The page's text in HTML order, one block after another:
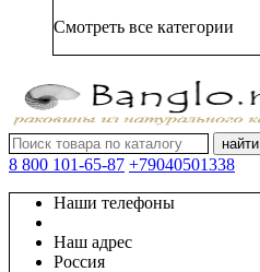
Смотреть все категории
найти
8 800 101-65-87 +79040501338
Наши телефоны
Наш адрес
Россия